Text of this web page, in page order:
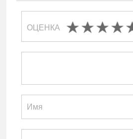
ОЦЕНКА